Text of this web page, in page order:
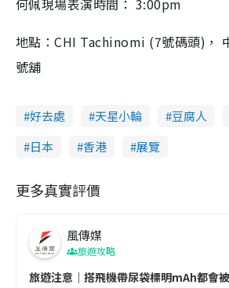
何佩現場表演時間： 3:00pm
地點：CHI Tachinomi (7號碼頭)，
號舖
好去處 天星小輪 豆腐人
日本
香港 展覽
更多真實評價
風傳媒
旅遊攻略
旅遊注意｜搭飛機帶尿袋標明mAh都會